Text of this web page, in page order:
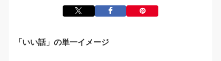
「いい話」の単一イメージ